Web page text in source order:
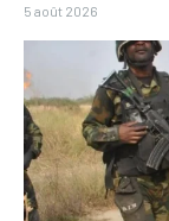
5 août 2026